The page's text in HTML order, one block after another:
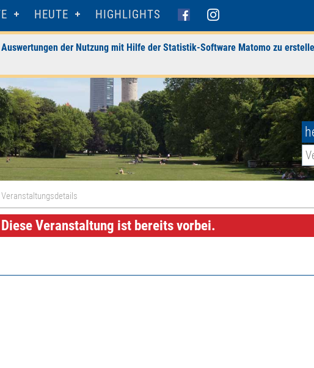
HEUTE HIGHLIGHTS
der Nutzung mit Hilfe der Statistik-Software Matomo zu
Veranstaltungsdetails
Diese Veranstaltung ist bereits vorbei.